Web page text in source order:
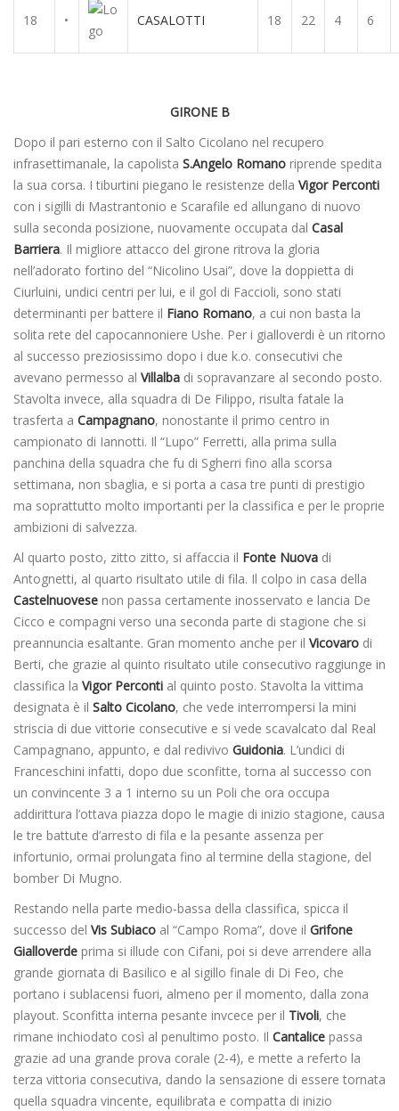
18 • CASALOTTI 18 22 4 6
GIRONE B
Dopo il pari esterno con il Salto Cicolano nel recupero
infrasettimanale, la capolista S.Angelo Romano riprende spedita
la sua corsa. I tiburtini piegano le resistenze della Vigor Perconti
con i sigilli di Mastrantonio e Scarafile ed allungano di nuovo
sulla seconda posizione, nuovamente occupata dal Casal
Barriera. Il migliore attacco del girone ritrova la gloria
nell’adorato fortino del “Nicolino Usai”, dove la doppietta di
Ciurluini, undici centri per lui, e il gol di Faccioli, sono stati
determinanti per battere il Fiano Romano, a cui non basta la
solita rete del capocannoniere Ushe. Per i gialloverdi è un ritorno
al successo preziosissimo dopo i due k.o. consecutivi che
avevano permesso al Villalba di sopravanzare al secondo posto.
Stavolta invece, alla squadra di De Filippo, risulta fatale la
trasferta a Campagnano, nonostante il primo centro in
campionato di Iannotti. Il “Lupo” Ferretti, alla prima sulla
panchina della squadra che fu di Sgherri fino alla scorsa
settimana, non sbaglia, e si porta a casa tre punti di prestigio
ma soprattutto molto importanti per la classifica e per le proprie
ambizioni di salvezza.
Al quarto posto, zitto zitto, si affaccia il Fonte Nuova di
Antognetti, al quarto risultato utile di fila. Il colpo in casa della
Castelnuovese non passa certamente inosservato e lancia De
Cicco e compagni verso una seconda parte di stagione che si
preannuncia esaltante. Gran momento anche per il Vicovaro di
Berti, che grazie al quinto risultato utile consecutivo raggiunge in
classifica la Vigor Perconti al quinto posto. Stavolta la vittima
designata è il Salto Cicolano, che vede interrompersi la mini
striscia di due vittorie consecutive e si vede scavalcato dal Real
Campagnano, appunto, e dal redivivo Guidonia. L’undici di
Franceschini infatti, dopo due sconfitte, torna al successo con
un convincente 3 a 1 interno su un Poli che ora occupa
addirittura l’ottava piazza dopo le magie di inizio stagione, causa
le tre battute d’arresto di fila e la pesante assenza per
infortunio, ormai prolungata fino al termine della stagione, del
bomber Di Mugno.
Restando nella parte medio-bassa della classifica, spicca il
successo del Vis Subiaco al “Campo Roma”, dove il Grifone
Gialloverde prima si illude con Cifani, poi si deve arrendere alla
grande giornata di Basilico e al sigillo finale di Di Feo, che
portano i sublacensi fuori, almeno per il momento, dalla zona
playout. Sconfitta interna pesante invcece per il Tivoli, che
rimane inchiodato così al penultimo posto. Il Cantalice passa
grazie ad una grande prova corale (2-4), e mette a referto la
terza vittoria consecutiva, dando la sensazione di essere tornata
quella squadra vincente, equilibrata e compatta di inizio